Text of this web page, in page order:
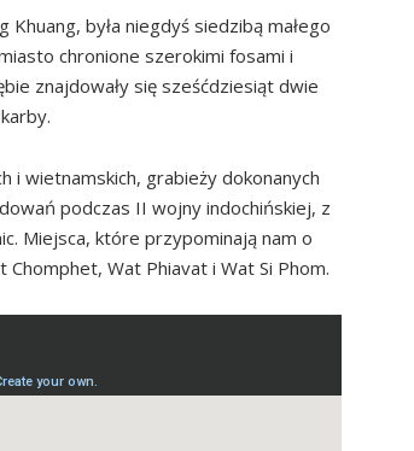
była niegdyś siedzibą małego
chronione szerokimi fosami i
znajdowały się sześćdziesiąt dwie
i wietnamskich, grabieży dokonanych
podczas II wojny indochińskiej, z
Miejsca, które przypominają nam o
Wat Phiavat i Wat Si Phom.